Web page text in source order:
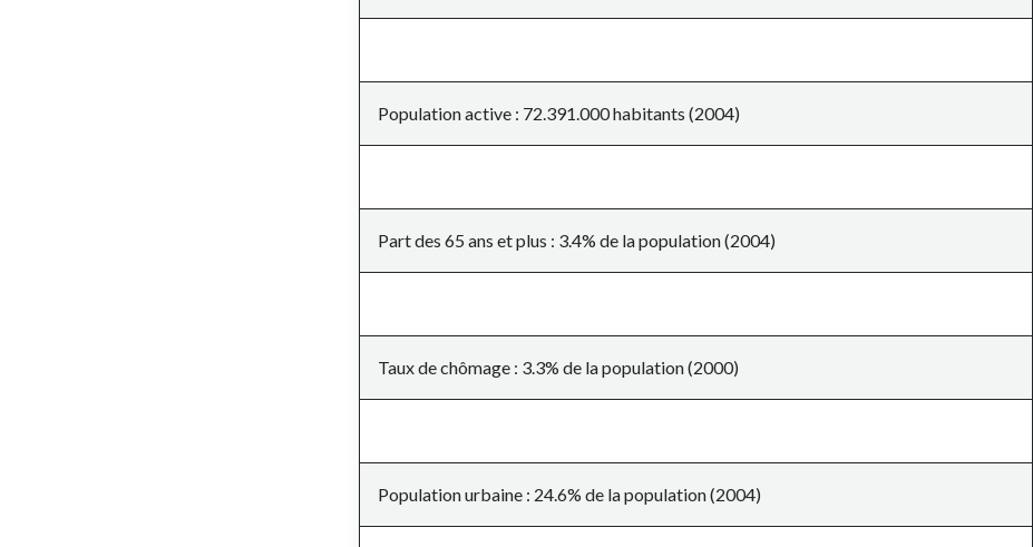
Population active : 72.391.000 habitants (2004)
Part des 65 ans et plus : 3.4% de la population (2004)
Taux de chômage : 3.3% de la population (2000)
Population urbaine : 24.6% de la population (2004)